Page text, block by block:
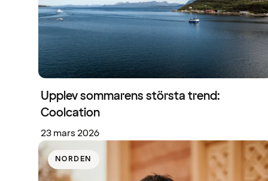
Upplev sommarens största trend:
Coolcation
23 mars 2026
NORDEN